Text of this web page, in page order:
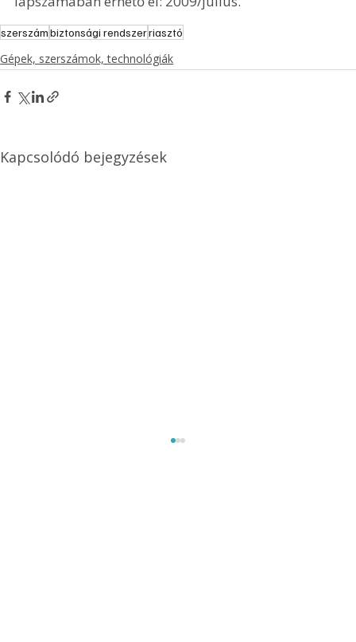
szerszámbiztonsági rendszerriasztó
Gépek, szerszámok, technológiák
Kapcsolódó bejegyzések